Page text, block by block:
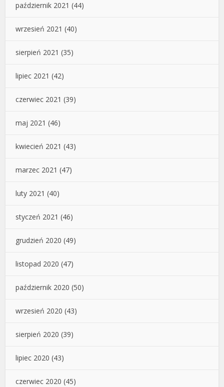
październik 2021 (44)
wrzesień 2021 (40)
sierpień 2021 (35)
lipiec 2021 (42)
czerwiec 2021 (39)
maj 2021 (46)
kwiecień 2021 (43)
marzec 2021 (47)
luty 2021 (40)
styczeń 2021 (46)
grudzień 2020 (49)
listopad 2020 (47)
październik 2020 (50)
wrzesień 2020 (43)
sierpień 2020 (39)
lipiec 2020 (43)
czerwiec 2020 (45)